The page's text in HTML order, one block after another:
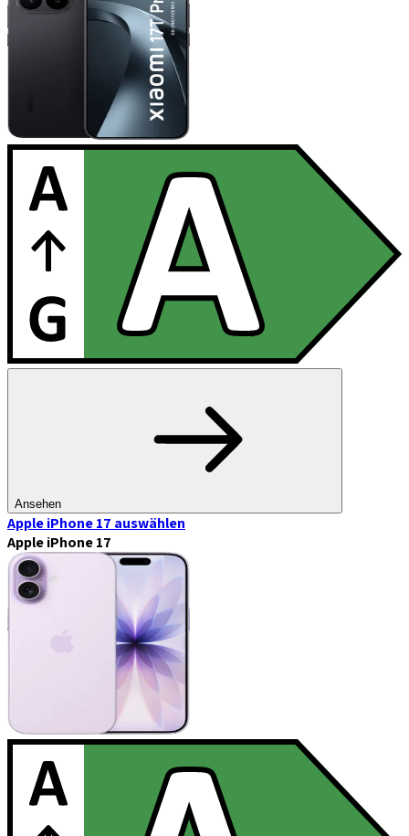
Ansehen
Apple iPhone 17 auswählen
Apple iPhone 17